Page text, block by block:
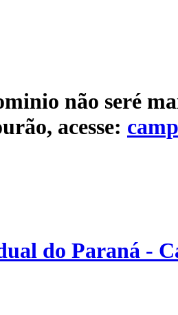
não seré
acesse: